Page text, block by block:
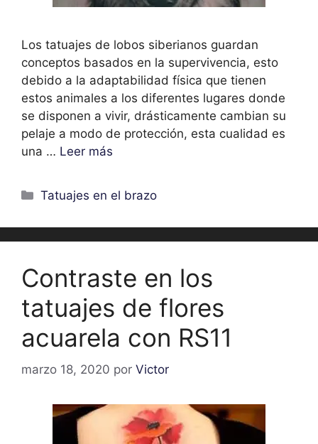
Los tatuajes de lobos siberianos guardan
conceptos basados en la supervivencia, esto
debido a la adaptabilidad física que tienen
estos animales a los diferentes lugares donde
se disponen a vivir, drásticamente cambian su
pelaje a modo de protección, esta cualidad es
una … Leer más
Categorías
Tatuajes en el brazo
Contraste en los
tatuajes de flores
acuarela con RS11
marzo 18, 2020 por Victor